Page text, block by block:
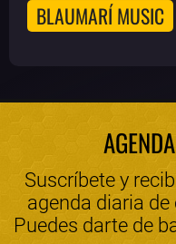
BLAUMARÍ MUSIC
Suscríbete y
agenda diaria
Puedes darte de